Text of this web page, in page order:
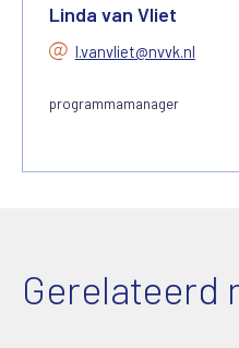
Linda van Vliet
l.vanvliet@nvvk.nl
programmamanager
Gerelateerd